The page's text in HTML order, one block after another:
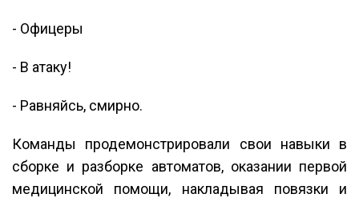
- Офицеры
- В атаку!
- Равняйсь, смирно.
Команды продемонстрировали свои навыки в
сборке и разборке автоматов, оказании первой
медицинской помощи, накладывая повязки и